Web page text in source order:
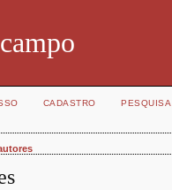
CADASTRO
PESQUISA